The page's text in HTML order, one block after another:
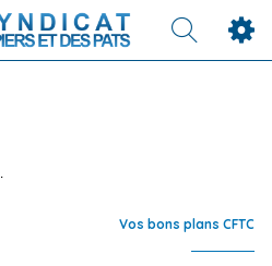
Vos bons plans CFTC